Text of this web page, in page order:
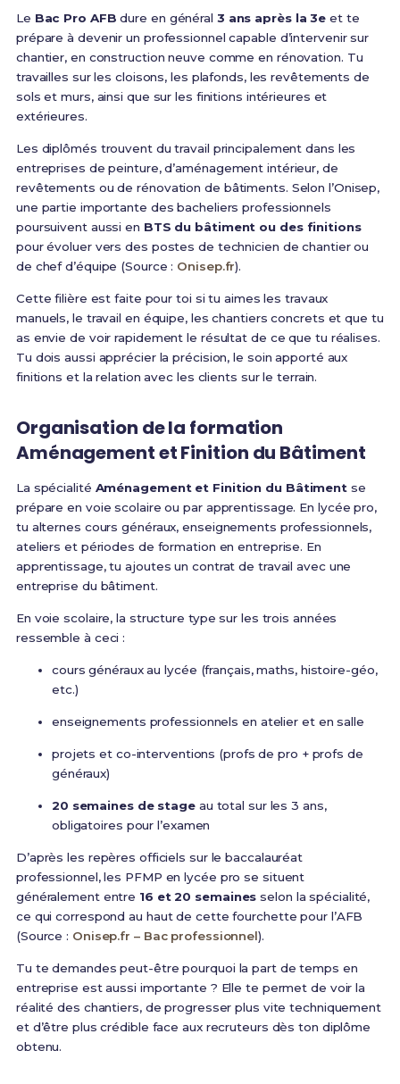
Le Bac Pro AFB dure en général 3 ans après la 3e et te
prépare à devenir un professionnel capable d’intervenir sur
chantier, en construction neuve comme en rénovation. Tu
travailles sur les cloisons, les plafonds, les revêtements de
sols et murs, ainsi que sur les finitions intérieures et
extérieures.
Les diplômés trouvent du travail principalement dans les
entreprises de peinture, d’aménagement intérieur, de
revêtements ou de rénovation de bâtiments. Selon l’Onisep,
une partie importante des bacheliers professionnels
poursuivent aussi en BTS du bâtiment ou des finitions
pour évoluer vers des postes de technicien de chantier ou
de chef d’équipe (Source : Onisep.fr).
Cette filière est faite pour toi si tu aimes les travaux
manuels, le travail en équipe, les chantiers concrets et que tu
as envie de voir rapidement le résultat de ce que tu réalises.
Tu dois aussi apprécier la précision, le soin apporté aux
finitions et la relation avec les clients sur le terrain.
Organisation de la formation
Aménagement et Finition du Bâtiment
La spécialité Aménagement et Finition du Bâtiment se
prépare en voie scolaire ou par apprentissage. En lycée pro,
tu alternes cours généraux, enseignements professionnels,
ateliers et périodes de formation en entreprise. En
apprentissage, tu ajoutes un contrat de travail avec une
entreprise du bâtiment.
En voie scolaire, la structure type sur les trois années
ressemble à ceci :
cours généraux au lycée (français, maths, histoire-géo,
etc.)
enseignements professionnels en atelier et en salle
projets et co-interventions (profs de pro + profs de
généraux)
20 semaines de stageau total sur les 3 ans,
obligatoires pour l’examen
D’après les repères officiels sur le baccalauréat
professionnel, les PFMP en lycée pro se situent
généralement entre 16 et 20 semaines selon la spécialité,
ce qui correspond au haut de cette fourchette pour l’AFB
(Source : Onisep.fr – Bac professionnel).
Tu te demandes peut-être pourquoi la part de temps en
entreprise est aussi importante ? Elle te permet de voir la
réalité des chantiers, de progresser plus vite techniquement
et d’être plus crédible face aux recruteurs dès ton diplôme
obtenu.